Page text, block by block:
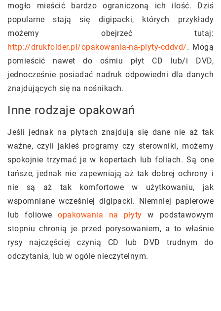
mogło mieścić bardzo ograniczoną ich ilość. Dziś
popularne stają się digipacki, których przykłady
możemy obejrzeć tutaj:
http://drukfolder.pl/opakowania-na-plyty-cddvd/. Mogą
pomieścić nawet do ośmiu płyt CD lub/i DVD,
jednocześnie posiadać nadruk odpowiedni dla danych
znajdujących się na nośnikach.
Inne rodzaje opakowań
Jeśli jednak na płytach znajdują się dane nie aż tak
ważne, czyli jakieś programy czy sterowniki, możemy
spokojnie trzymać je w kopertach lub foliach. Są one
tańsze, jednak nie zapewniają aż tak dobrej ochrony i
nie są aż tak komfortowe w użytkowaniu, jak
wspomniane wcześniej digipacki. Niemniej papierowe
lub folioweopakowania na płyty w podstawowym
stopniu chronią je przed porysowaniem, a to właśnie
rysy najczęściej czynią CD lub DVD trudnym do
odczytania, lub w ogóle nieczytelnym.